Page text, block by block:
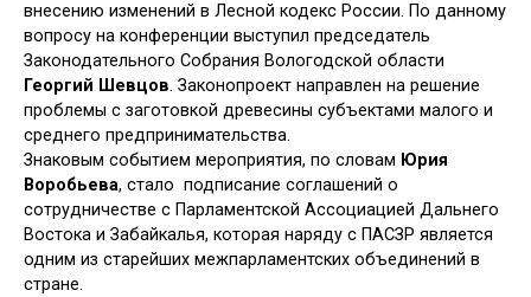
внесению изменений в Лесной кодекс России. По данному
вопросу на конференции выступил председатель
Законодательного Собрания Вологодской области
Георгий Шевцов. Законопроект направлен на решение
проблемы с заготовкой древесины субъектами малого и
среднего предпринимательства.
Знаковым событием мероприятия, по словам Юрия
Воробьева, стало подписание соглашений о
сотрудничестве с Парламентской Ассоциацией Дальнего
Востока и Забайкалья, которая наряду с ПАСЗР является
одним из старейших межпарламентских объединений в
стране.